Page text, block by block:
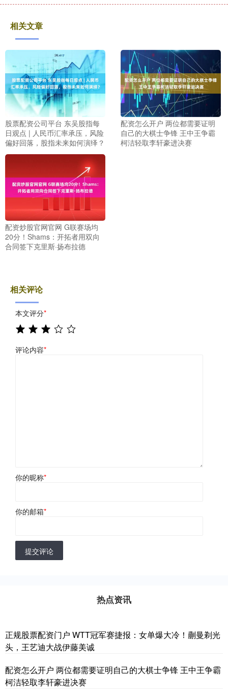
相关文章
股票配资公司平台 东吴股指每
日观点 | 人民币汇率承压，风险
偏好回落，股指未来如何演绎？
配资怎么开户 两位都需要证明
自己的大棋士争锋 王中王争霸
柯洁轻取李轩豪进决赛
配资炒股官网官网 G联赛场均
20分！Shams：开拓者用双向
合同签下克里斯·扬布拉德
相关评论
本文评分*
评论内容*
你的昵称*
你的邮箱*
提交评论
热点资讯
正规股票配资门户 WTT冠军赛捷报：女单爆大冷！蒯曼剃光
头，王艺迪大战伊藤美诚
配资怎么开户 两位都需要证明自己的大棋士争锋 王中王争霸
柯洁轻取李轩豪进决赛